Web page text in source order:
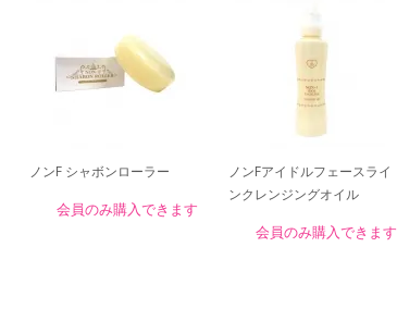
ノンF シャボンローラー
会員のみ購入できます
ノンFアイドルフェースライ
ンクレンジングオイル
会員のみ購入できます